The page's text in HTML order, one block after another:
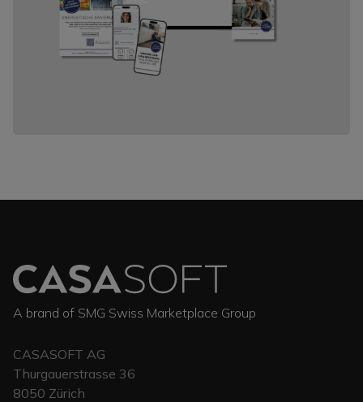
A brand of SMG Swiss Marketplace Group
CASASOFT AG
Thurgauerstrasse 36
8050 Zürich